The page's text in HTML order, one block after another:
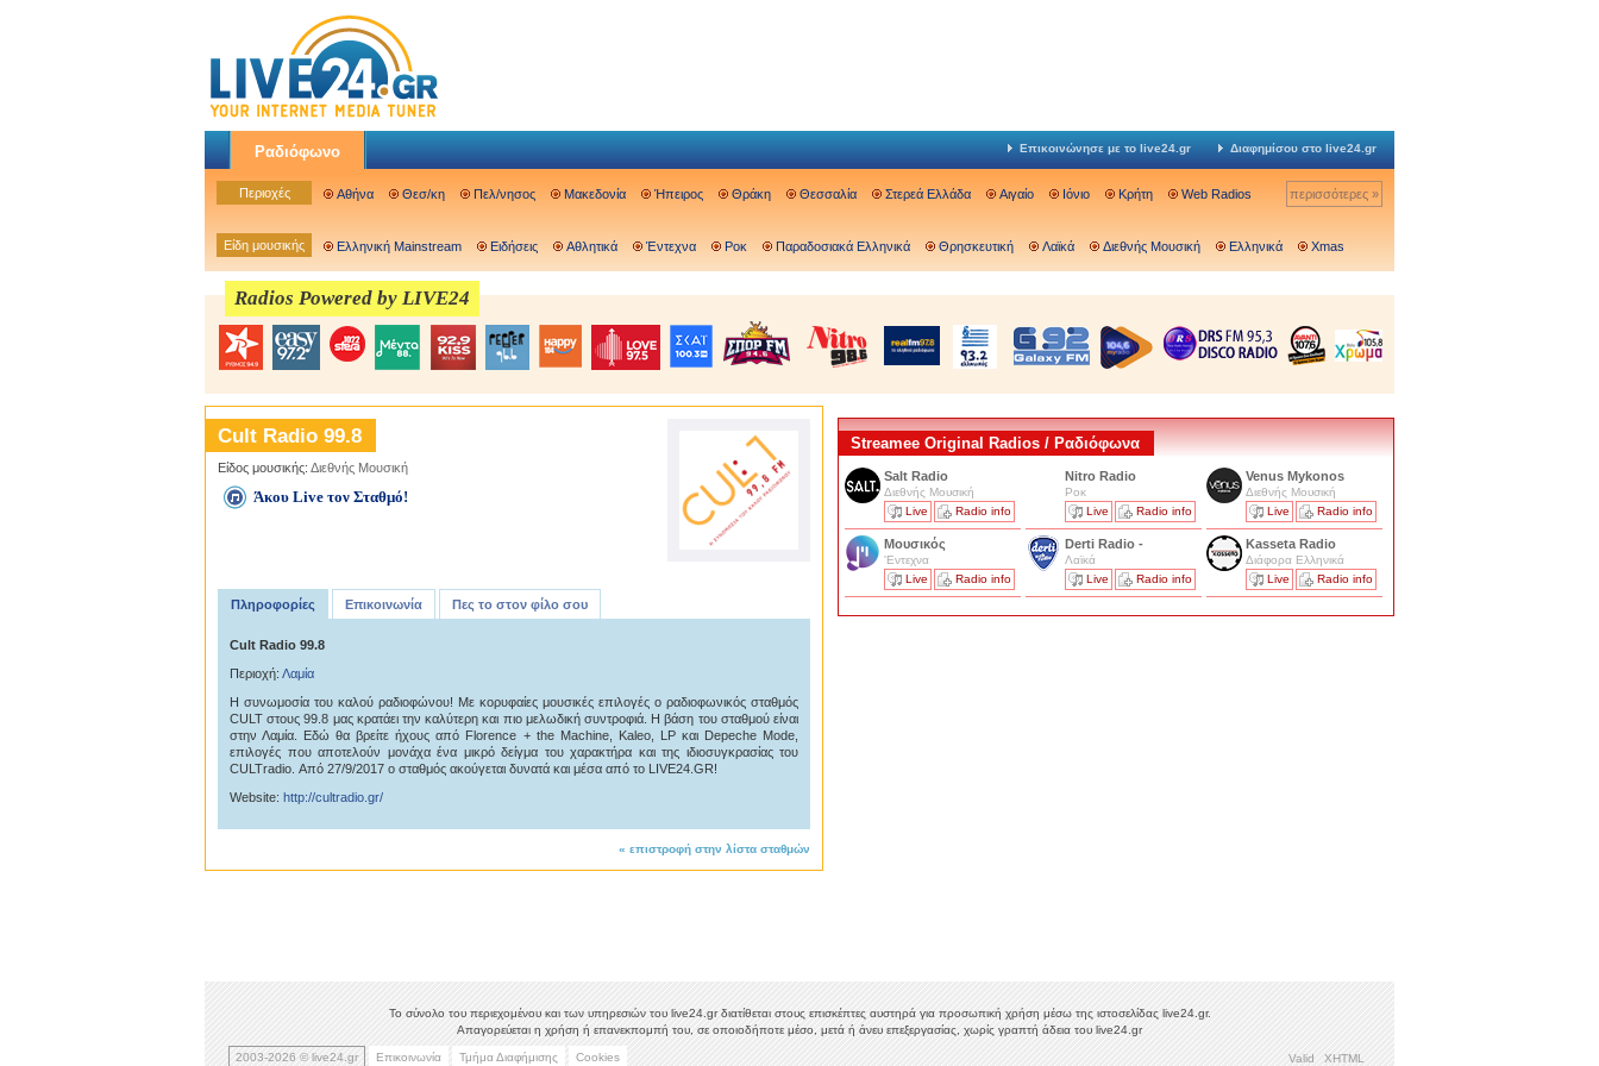
Ραδιόφωνο Επικοινώνησε με το live24.gr Διαφημίσου στο live24.gr
Περιοχές Αθήνα Θεσ/κη Πελ/νησος Μακεδονία Ήπειρος Θράκη Θεσσαλία Στερεά Ελλάδα Αιγαίο Ιόνιο Κρήτη Web Radios περισσότερες »
Είδη μουσικής Ελληνική Mainstream Ειδήσεις Αθλητικά Έντεχνα Ροκ Παραδοσιακά Ελληνικά Θρησκευτική Λαϊκά Διεθνής Μουσική Ελληνικά Xmas
Radios Powered by LIVE24
Cult Radio 99.8
Είδος μουσικής: Διεθνής Μουσική
Άκου Live τον Σταθμό!
Πληροφορίες Επικοινωνία Πες το στον φίλο σου
Cult Radio 99.8
Περιοχή: Λαμία
Η συνωμοσία του καλού ραδιοφώνου! Με κορυφαίες μουσικές επιλογές ο ραδιοφωνικός σταθμός
CULT στους 99.8 μας κρατάει την καλύτερη και πιο μελωδική συντροφιά. Η βάση του σταθμού είναι
στην Λαμία. Εδώ θα βρείτε ήχους από Florence + the Machine, Kaleo, LP και Depeche Mode,
επιλογές που αποτελούν μονάχα ένα μικρό δείγμα του χαρακτήρα και της ιδιοσυγκρασίας του
CULTradio. Από 27/9/2017 ο σταθμός ακούγεται δυνατά και μέσα από το LIVE24.GR!
Website: http://cultradio.gr/
« επιστροφή στην λίστα σταθμών
Streamee Original Radios / Ραδιόφωνα
Salt Radio
Διεθνής Μουσική
Live
Radio info
Nitro Radio
Ροκ
Live
Radio info
Venus Mykonos
Διεθνής Μουσική
Live
Radio info
Μουσικός
'Εντεχνα
Live
Radio info
Derti Radio -
Λαϊκά
Live
Radio info
Kasseta Radio
Διάφορα Ελληνικά
Live
Radio info
Το σύνολο του περιεχομένου και των υπηρεσιών του live24.gr διατίθεται στους επισκέπτες αυστηρά για προσωπική χρήση μέσω της ιστοσελίδας live24.gr.
Απαγορεύεται η χρήση ή επανεκπομπή του, σε οποιοδήποτε μέσο, μετά ή άνευ επεξεργασίας, χωρίς γραπτή άδεια του live24.gr
2003-2026 © live24.gr Επικοινωνία Τμήμα Διαφήμισης Cookies Valid XHTML